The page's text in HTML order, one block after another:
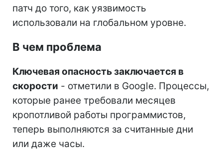
патч до того, как уязвимость
использовали на глобальном уровне.
В чем проблема
Ключевая опасность заключается в
скорости - отметили в Google. Процессы,
которые ранее требовали месяцев
кропотливой работы программистов,
теперь выполняются за считанные дни
или даже часы.